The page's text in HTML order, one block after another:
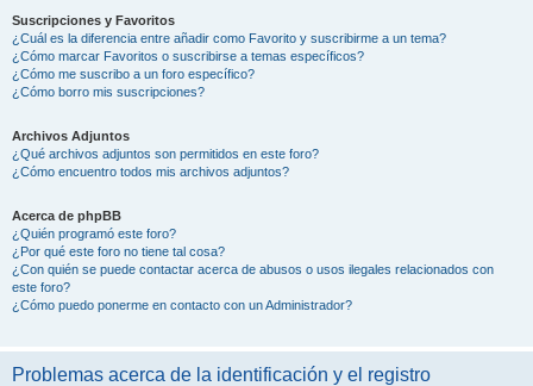
Suscripciones y Favoritos
¿Cuál es la diferencia entre añadir como Favorito y suscribirme a un tema?
¿Cómo marcar Favoritos o suscribirse a temas específicos?
¿Cómo me suscribo a un foro específico?
¿Cómo borro mis suscripciones?
Archivos Adjuntos
¿Qué archivos adjuntos son permitidos en este foro?
¿Cómo encuentro todos mis archivos adjuntos?
Acerca de phpBB
¿Quién programó este foro?
¿Por qué este foro no tiene tal cosa?
¿Con quién se puede contactar acerca de abusos o usos ilegales relacionados con
este foro?
¿Cómo puedo ponerme en contacto con un Administrador?
Problemas acerca de la identificación y el registro